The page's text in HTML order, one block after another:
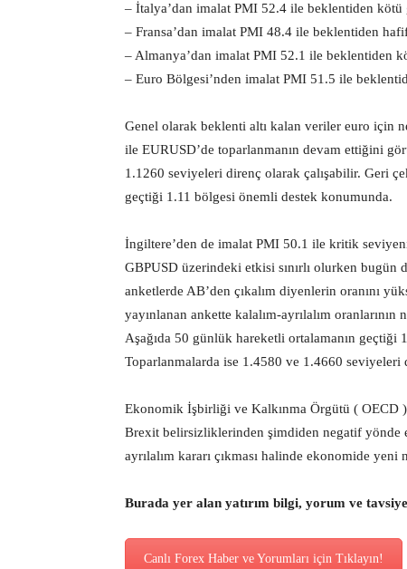
– İtalya’dan imalat PMI 52.4 ile beklentiden kötü
– Fransa’dan imalat PMI 48.4 ile beklentiden
– Almanya’dan imalat PMI 52.1 ile beklentiden
– Euro Bölgesi’nden imalat PMI 51.5 ile
Genel olarak beklenti altı kalan veriler euro için
ile EURUSD’de toparlanmanın devam ettiğini
1.1260 seviyeleri direnç olarak çalışabilir. Geri
geçtiği 1.11 bölgesi önemli destek konumunda.
İngiltere’den de imalat PMI 50.1 ile kritik
GBPUSD üzerindeki etkisi sınırlı olurken bugün
anketlerde AB’den çıkalım diyenlerin oranını
yayınlanan ankette kalalım-ayrılalım
Aşağıda 50 günlük hareketli ortalamanın
Toparlanmalarda ise 1.4580 ve 1.4660 seviyeleri
Ekonomik İşbirliği ve Kalkınma Örgütü (
Brexit belirsizliklerinden şimdiden negatif yönde
ayrılalım kararı çıkması halinde ekonomide
Burada yer alan yatırım bilgi, yorum ve
Canlı Forex Haber ve Yorumları için Tıklayın!